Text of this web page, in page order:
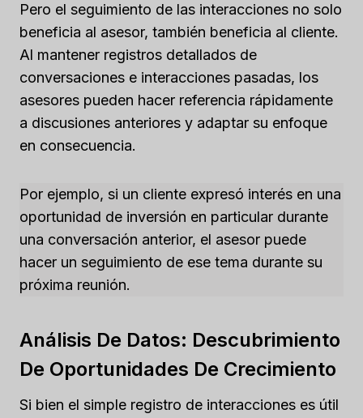
Pero el seguimiento de las interacciones no solo
beneficia al asesor, también beneficia al cliente.
Al mantener registros detallados de
conversaciones e interacciones pasadas, los
asesores pueden hacer referencia rápidamente
a discusiones anteriores y adaptar su enfoque
en consecuencia.
Por ejemplo, si un cliente expresó interés en una
oportunidad de inversión en particular durante
una conversación anterior, el asesor puede
hacer un seguimiento de ese tema durante su
próxima reunión.
Análisis De Datos: Descubrimiento
De Oportunidades De Crecimiento
Si bien el simple registro de interacciones es útil